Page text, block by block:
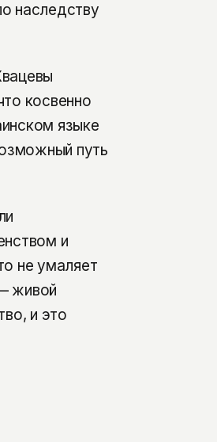
наследству
косвенно
языке
путь
и
не умаляет
живой
и это